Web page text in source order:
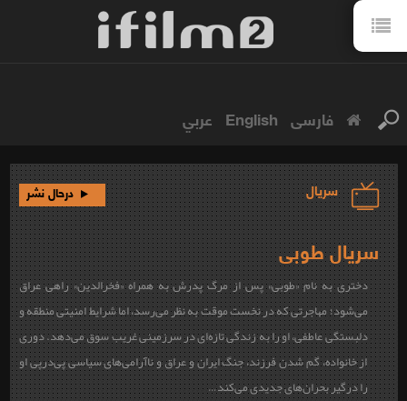
فارسی English عربي
سریال درحال نشر
سریال طوبی
دختری به نام «طوبی» پس از مرگ پدرش به همراه «فخرالدین» راهی عراق
می‌شود؛ مهاجرتی که در نخست موقت به نظر می‌رسد، اما شرایط امنیتی منطقه و
دلبستگی عاطفی، او را به زندگی تازه‌ای در سرزمینی غریب سوق می‌دهد. دوری
از خانواده، گم شدن فرزند، جنگ ایران و عراق و ناآرامی‌های سیاسی پی‌درپی او
را درگیر بحران‌های جدیدی می‌کند…